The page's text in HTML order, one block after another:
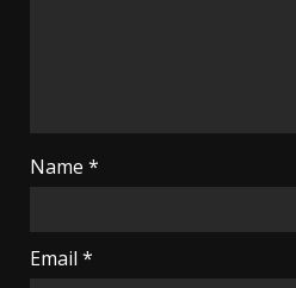
Name *
Email *